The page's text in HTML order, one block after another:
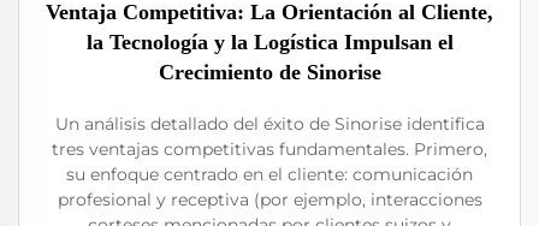
Ventaja Competitiva: La Orientación al Cliente,
la Tecnología y la Logística Impulsan el
Crecimiento de Sinorise
Un análisis detallado del éxito de Sinorise identifica
tres ventajas competitivas fundamentales. Primero,
su enfoque centrado en el cliente: comunicación
profesional y receptiva (por ejemplo, interacciones